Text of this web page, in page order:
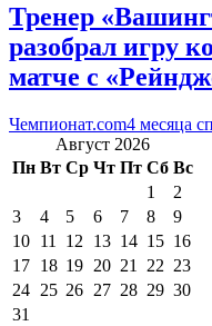
Тренер
разобрал игру
матче с
Чемпионат.com4 месяца
Август 2026
Пн Вт Ср Чт Пт Сб Вс
1
2
3
4 5 6 7 8
9
10 11 12 13 14 15 16
17 18 19 20 21 22 23
24 25 26 27 28 29 30
31